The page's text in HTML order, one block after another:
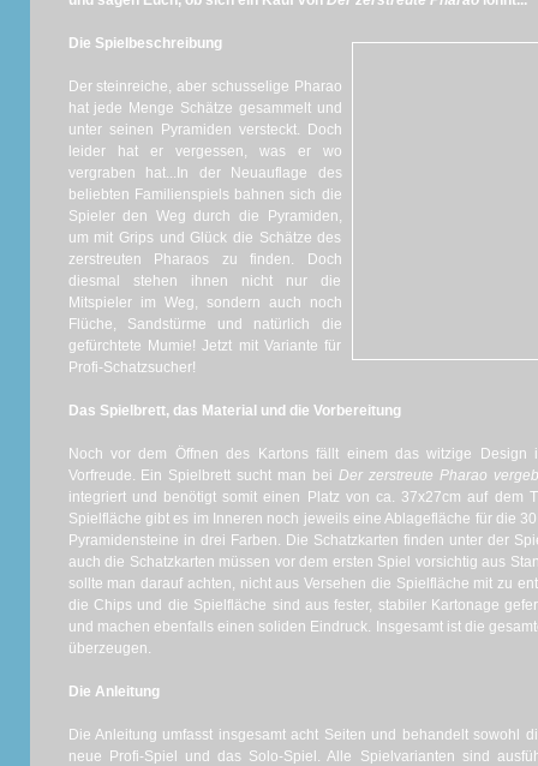
Die Spielbeschreibung
Der steinreiche, aber schusselige Pharao
hat jede Menge Schätze gesammelt und
unter seinen Pyramiden versteckt. Doch
leider hat er vergessen, was er wo
vergraben hat...In der Neuauflage des
beliebten Familienspiels bahnen sich die
Spieler den Weg durch die Pyramiden,
um mit Grips und Glück die Schätze des
zerstreuten Pharaos zu finden. Doch
diesmal stehen ihnen nicht nur die
Mitspieler im Weg, sondern auch noch
Flüche, Sandstürme und natürlich die
gefürchtete Mumie! Jetzt mit Variante für
Profi-Schatzsucher!
Das Spielbrett, das Material und die Vorbereitung
Noch vor dem Öffnen des Kartons fällt einem das witzige Design
Vorfreude. Ein Spielbrett sucht man beiDer zerstreute Pharao
integriert und benötigt somit einen Platz von ca. 37x27cm auf dem
Spielfläche gibt es im Inneren noch jeweils eine Ablagefläche für die
Pyramidensteine in drei Farben. Die Schatzkarten finden unter der
auch die Schatzkarten müssen vor dem ersten Spiel vorsichtig aus
sollte man darauf achten, nicht aus Versehen die Spielfläche mit zu
die Chips und die Spielfläche sind aus fester, stabiler Kartonage
und machen ebenfalls einen soliden Eindruck. Insgesamt ist die
überzeugen.
Die Anleitung
Die Anleitung umfasst insgesamt acht Seiten und behandelt sowohl
neue Profi-Spiel und das Solo-Spiel. Alle Spielvarianten sind